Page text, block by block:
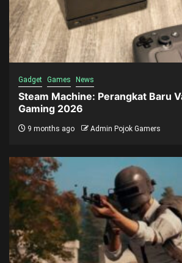
Gadget Games News
Steam Machine: Perangkat Baru
Gaming 2026
9 months ago Admin Pojok Gamers